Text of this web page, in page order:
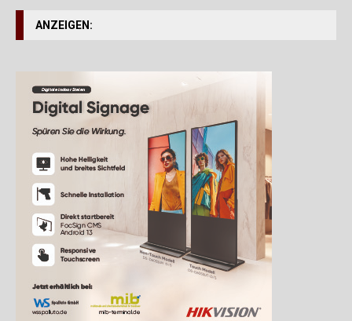
ANZEIGEN: